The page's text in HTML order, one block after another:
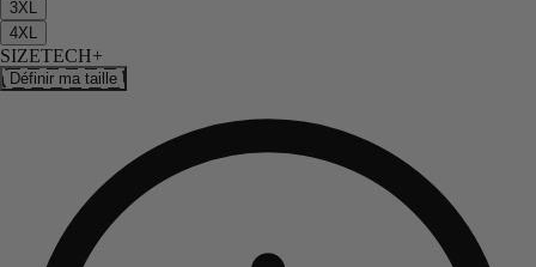
3XL
4XL
SIZETECH+
Définir ma taille